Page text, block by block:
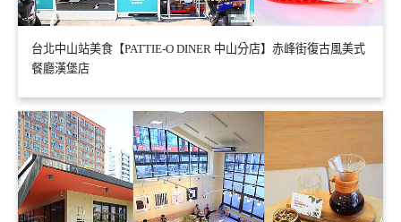
台北中山站美食【PATTIE-O DINER 中山分店】赤峰街復古風美式
餐廳漢堡店